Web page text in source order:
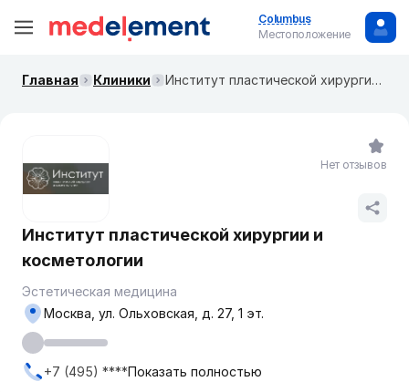
Columbus
Местоположение
Главная Клиники Институт пластической хирургии и косметологии
Институт пластической хирургии и
косметологии
Эстетическая медицина
Москва, ул. ​Ольховская, д. 27, 1 эт.
+7 (495) ****Показать полностью
Нет отзывов